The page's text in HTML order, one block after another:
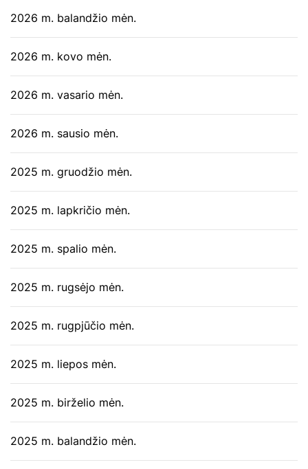
2026 m. balandžio mėn.
2026 m. kovo mėn.
2026 m. vasario mėn.
2026 m. sausio mėn.
2025 m. gruodžio mėn.
2025 m. lapkričio mėn.
2025 m. spalio mėn.
2025 m. rugsėjo mėn.
2025 m. rugpjūčio mėn.
2025 m. liepos mėn.
2025 m. birželio mėn.
2025 m. balandžio mėn.